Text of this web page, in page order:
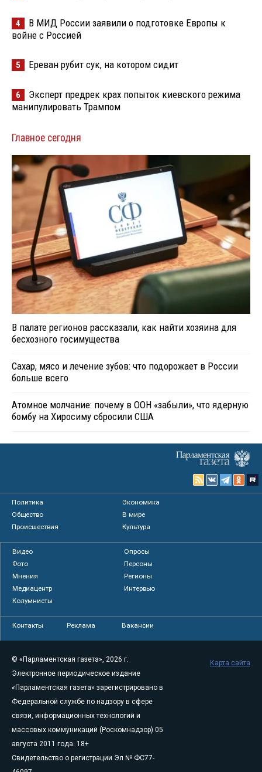
4
В МИД России заявили о подготовке Европы к
войне с Россией
5 Ереван рубит сук, на котором сидит
6
Эксперт предрек крах попыток киевского режима
манипулировать Трампом
Главное сегодня
В палате регионов рассказали, как найти хозяина для
бесхозного госимущества
Сахар, мясо и лечение зубов: что подорожает в России
больше всего
Атомное молчание: почему в ООН «забыли», что ядерную
бомбу на Хиросиму сбросили США
Политика
Экономика
Общество
В мире
Происшествия
Культура
Видео
Опросы
Фото
Персоны
Мнения
Регионы
Медиацентр
Интервью
Колумнисты
Контакты Реклама Вакансии
© «Парламентская газета», 2026 г.
Электронное периодическое издание
«Парламентская газета» зарегистрировано в
Федеральной службе по надзору в сфере
связи, информационных технологий и
массовых коммуникаций (Роскомнадзор) 05
августа 2011 года. 18+
Свидетельство о регистрации Эл № ФС77-
Карта сайта